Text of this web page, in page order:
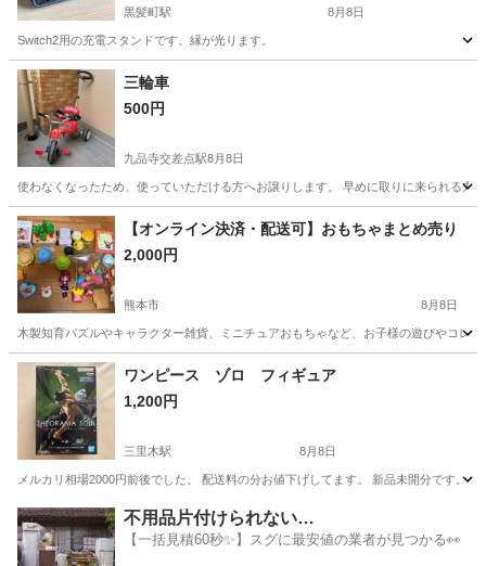
黒髪町駅 8月8日
Switch2用の充電スタンドです。縁が光ります。
熊本 熊本市 黒髪町駅
三輪車
500円
九品寺交差点駅8月8日
使わなくなったため、使っていただける方へお譲りします。 早めに取りに来られる方
熊本 熊本市 九品寺交差点駅 三輪車
【オンライン決済・配送可】おもちゃまとめ売り
2,000円
熊本市 8月8日
木製知育パズルやキャラクター雑貨、ミニチュアおもちゃなど、お子様の遊びやコレ
熊本 熊本市 その他 おさるのジョージ
ワンピース ゾロ フィギュア
1,200円
三里木駅 8月8日
メルカリ相場2000円前後でした。 配送料の分お値下げしてます。 新品未開分です。
熊本 菊池郡 三里木駅 フィギュア
不用品片付けられない…
【一括見積60秒✨】スグに最安値の業者が見つかる👀